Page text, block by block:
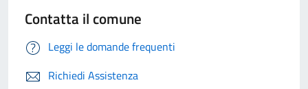
Contatta il comune
Leggi le domande frequenti
Richiedi Assistenza